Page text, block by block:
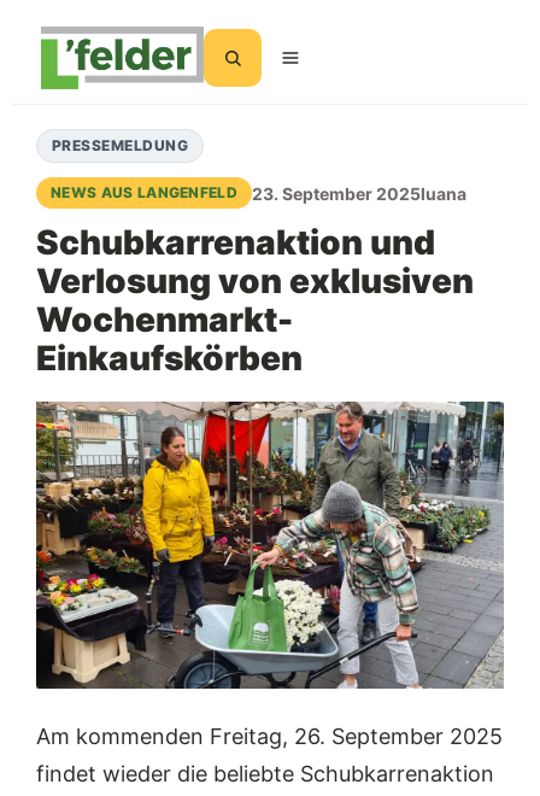
PRESSEMELDUNG
NEWS AUS LANGENFELD 23. September 2025luana
Schubkarrenaktion und
Verlosung von exklusiven
Wochenmarkt-
Einkaufskörben
Am kommenden Freitag, 26. September 2025
findet wieder die beliebte Schubkarrenaktion